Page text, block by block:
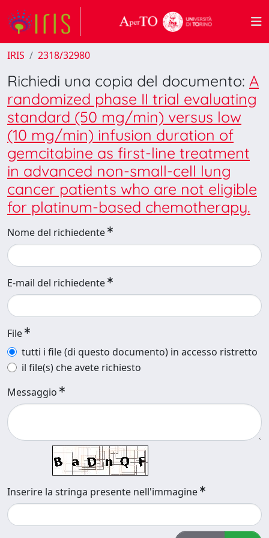
IRIS 2318/32980
Richiedi una copia del documento: A
randomized phase II trial evaluating
standard (50 mg/min) versus low
(10 mg/min) infusion duration of
gemcitabine as first-line treatment
in advanced non-small-cell lung
cancer patients who are not eligible
for platinum-based chemotherapy.
Nome del richiedente
E-mail del richiedente
File
tutti i file (di questo documento) in accesso ristretto
il file(s) che avete richiesto
Messaggio
Inserire la stringa presente nell'immagine